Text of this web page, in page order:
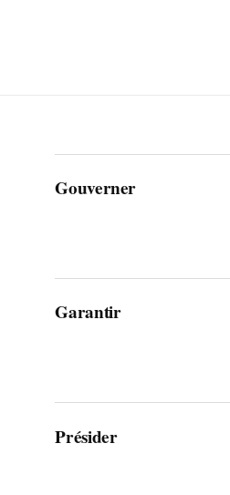
Gouverner
Garantir
Présider